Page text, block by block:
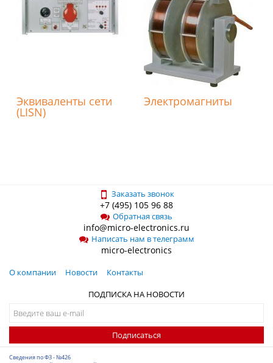
Эквиваленты сети
(LISN)
Электромагниты
Заказать звонок
+7 (495) 105 96 88
Обратная связь
info@micro-electronics.ru
Написать нам в телеграмм
micro-electronics
О компании Новости
Контакты
ПОДПИСКА НА НОВОСТИ
Подписаться
Сведения по ФЗ - №426